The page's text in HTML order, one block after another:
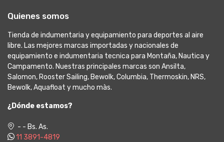
Quienes somos
Tienda de indumentaria y equipamiento para deportes al aire
libre. Las mejores marcas importadas y nacionales de
equipamiento e indumentaria tecnica para Montaña, Nautica y
Campamento. Nuestras principales marcas son Ansilta,
Salomon, Rooster Sailing, Bewolk, Columbia, Thermoskin, NRS,
Bewolk, Aquafloat y mucho màs.
¿Dónde estamos?
- - Bs. As.
11 3891-4819